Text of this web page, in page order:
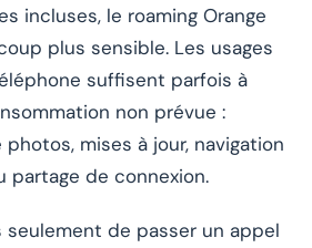
incluses, le roaming Orange
plus sensible. Les usages
suffisent parfois à
non prévue :
mises à jour, navigation
partage de connexion.
seulement de passer un appel